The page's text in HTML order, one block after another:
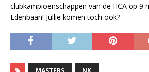
clubkampioenschappen van de HCA op 9
Edenbaan! Jullie komen toch ook?